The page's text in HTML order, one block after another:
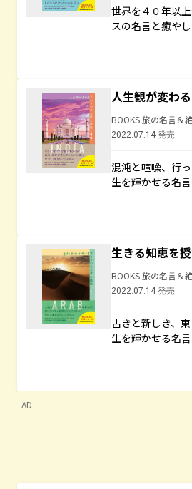
世界を４０年以
スの名言と癒や
人生観が変わ
BOOKS 旅の名言＆
2022.07.14 発売
混沌と喧噪、行
生を輝かせる名
生きる知恵を
BOOKS 旅の名言＆
2022.07.14 発売
古きと新しき、
生を輝かせる名
AD